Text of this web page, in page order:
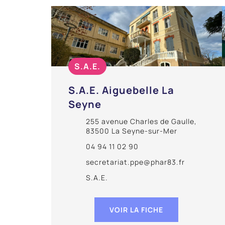
S.A.E.
S.A.E. Aiguebelle La
Seyne
255 avenue Charles de Gaulle,
83500 La Seyne-sur-Mer
04 94 11 02 90
secretariat.ppe@phar83.fr
S.A.E.
VOIR LA FICHE